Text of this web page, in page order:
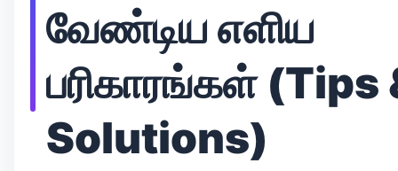
வேண்டிய எளிய
பரிகாரங்கள் (Tips
Solutions)